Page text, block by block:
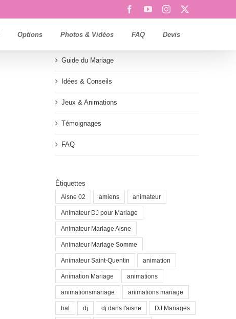
FacebookYouTubeInstagram
Options Photos & Vidéos FAQ Devis
Guide du Mariage
Idées & Conseils
Jeux & Animations
Témoignages
FAQ
Étiquettes
Aisne 02 amiens animateur
Animateur DJ pour Mariage
Animateur Mariage Aisne
Animateur Mariage Somme
Animateur Saint-Quentin animation
Animation Mariage animations
animationsmariage animations mariage
bal dj dj dans l'aisne DJ Mariages